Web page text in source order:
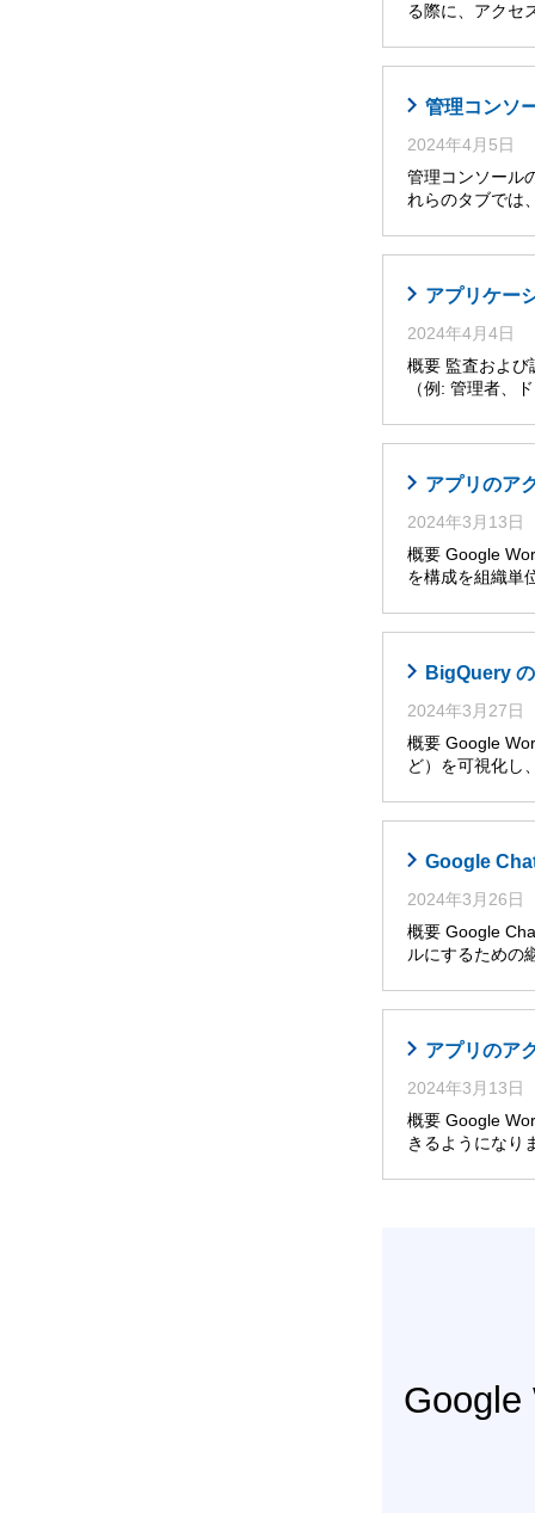
る際に、アクセ
管理コンソ
2024年4月5日
管理コンソール
れらのタブでは
アプリケー
2024年4月4日
概要 監査および
（例: 管理者、
アプリのア
2024年3月13日
概要 Google
を構成を組織単
BigQuery
2024年3月27日
概要 Google
ど）を可視化し
Google
2024年3月26日
概要 Google
ルにするための
アプリのア
2024年3月13日
概要 Google
きるようになり
Google